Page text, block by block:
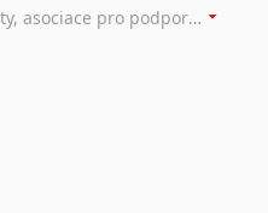
jazykové certifikační autority, asociace pro podporu jazykového vzdělávání ad.